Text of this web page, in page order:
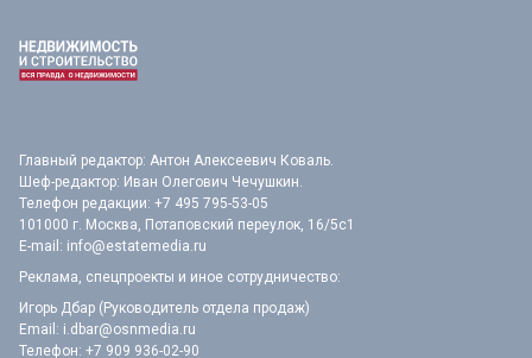
Главный редактор: Антон Алексеевич Коваль.
Шеф-редактор: Иван Олегович Чечушкин.
Телефон редакции: +7 495 795-53-05
101000 г. Москва, Потаповский переулок, 16/5с1
E-mail: info@estatemedia.ru
Реклама, спецпроекты и иное сотрудничество:
Игорь Дбар (Руководитель отдела продаж)
Email: i.dbar@osnmedia.ru
Телефон: +7 909 936-02-90